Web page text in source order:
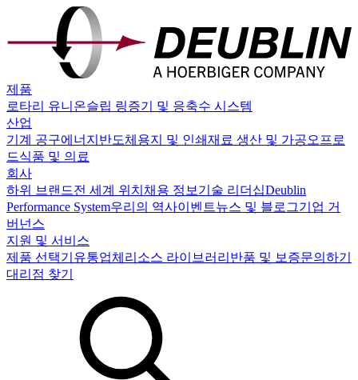
제품
로타리 유니온슬립 링증기 및 응축수 시스템
산업
기계 공구에너지 반도체 용지 및 인쇄재료 생산 및 가공오프로
드식품 및 의료
회사
하위 브랜드전 세계 위치 채용 정보 기술 리더십Deublin
Performance System우리의 역사이벤트뉴스 및 블로그기업 거
버넌스
지원 및 서비스
제품 선택기 유통업체 리소스 라이브러리 반품 및 보증문의하기
대리점 찾기